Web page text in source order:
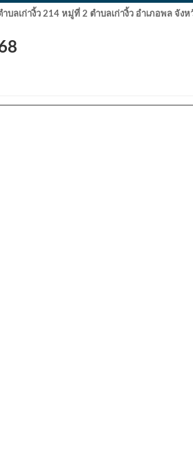
บลเก่างิ้ว 214 หมู่ที่ 2 ตำบลเก่างิ้ว อำเภอพล จั